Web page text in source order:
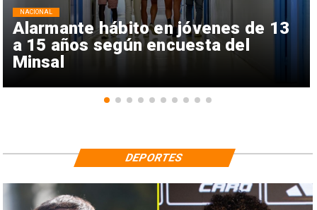
Alarmante hábito en jóvenes de 13
a 15 años según encuesta del
Minsal
NACIONAL
DEPORTES